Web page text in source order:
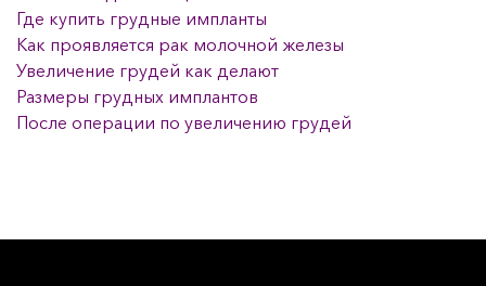
Где купить грудные импланты
Как проявляется рак молочной железы
Увеличение грудей как делают
Размеры грудных имплантов
После операции по увеличению грудей